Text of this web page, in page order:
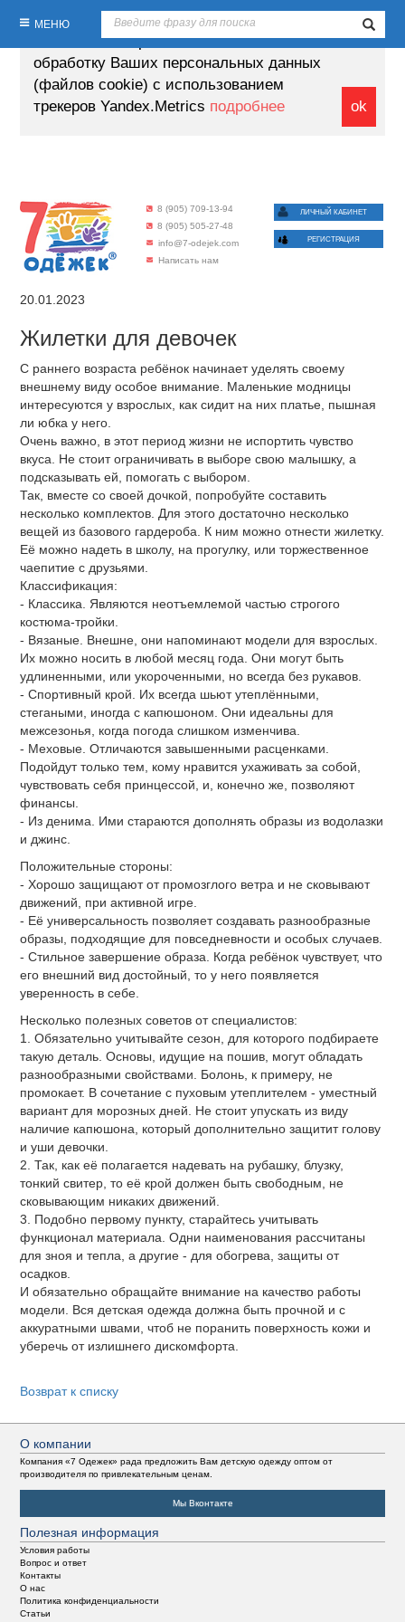
ok
Продолжая пользование настоящим
сайтом, Вы выражаете своё согласие на
обработку Ваших персональных данных
(файлов cookie) с использованием
трекеров Yandex.Metrics подробнее
8 (905) 709-13-94
8 (905) 505-27-48
info@7-odejek.com
Написать нам
ЛИЧНЫЙ КАБИНЕТ
РЕГИСТРАЦИЯ
МЕНЮ
20.01.2023
Жилетки для девочек
С раннего возраста ребёнок начинает уделять своему
внешнему виду особое внимание. Маленькие модницы
интересуются у взрослых, как сидит на них платье, пышная
ли юбка у него.
Очень важно, в этот период жизни не испортить чувство
вкуса. Не стоит ограничивать в выборе свою малышку, а
подсказывать ей, помогать с выбором.
Так, вместе со своей дочкой, попробуйте составить
несколько комплектов. Для этого достаточно несколько
вещей из базового гардероба. К ним можно отнести жилетку.
Её можно надеть в школу, на прогулку, или торжественное
чаепитие с друзьями.
Классификация:
- Классика. Являются неотъемлемой частью строгого
костюма-тройки.
- Вязаные. Внешне, они напоминают модели для взрослых.
Их можно носить в любой месяц года. Они могут быть
удлиненными, или укороченными, но всегда без рукавов.
- Спортивный крой. Их всегда шьют утеплёнными,
стегаными, иногда с капюшоном. Они идеальны для
межсезонья, когда погода слишком изменчива.
- Меховые. Отличаются завышенными расценками.
Подойдут только тем, кому нравится ухаживать за собой,
чувствовать себя принцессой, и, конечно же, позволяют
финансы.
- Из денима. Ими стараются дополнять образы из водолазки
и джинс.
Положительные стороны:
- Хорошо защищают от промозглого ветра и не сковывают
движений, при активной игре.
- Её универсальность позволяет создавать разнообразные
образы, подходящие для повседневности и особых случаев.
- Стильное завершение образа. Когда ребёнок чувствует, что
его внешний вид достойный, то у него появляется
уверенность в себе.
Несколько полезных советов от специалистов:
1. Обязательно учитывайте сезон, для которого подбираете
такую деталь. Основы, идущие на пошив, могут обладать
разнообразными свойствами. Болонь, к примеру, не
промокает. В сочетание с пуховым утеплителем - уместный
вариант для морозных дней. Не стоит упускать из виду
наличие капюшона, который дополнительно защитит голову
и уши девочки.
2. Так, как её полагается надевать на рубашку, блузку,
тонкий свитер, то её крой должен быть свободным, не
сковывающим никаких движений.
3. Подобно первому пункту, старайтесь учитывать
функционал материала. Одни наименования рассчитаны
для зноя и тепла, а другие - для обогрева, защиты от
осадков.
И обязательно обращайте внимание на качество работы
модели. Вся детская одежда должна быть прочной и с
аккуратными швами, чтоб не поранить поверхность кожи и
уберечь от излишнего дискомфорта.
Возврат к списку
О компании
Компания «7 Одежек» рада предложить Вам детскую одежду оптом от
производителя по привлекательным ценам.
Мы Вконтакте
Полезная информация
Условия работы
Вопрос и ответ
Контакты
О нас
Политика конфиденциальности
Статьи